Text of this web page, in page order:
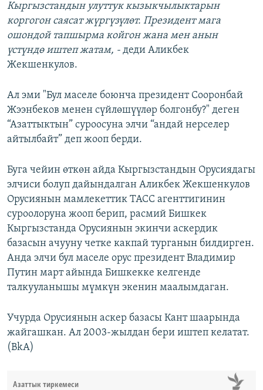
Кыргызстандын улуттук кызыкчылыктарын
коргогон саясат жүргүзүлөт. Президент мага
ошондой тапшырма койгон жана мен анын
үстүндө иштеп жатам, - деди Аликбек
Жекшенкулов.
Ал эми "Бул маселе боюнча президент Сооронбай
Жээнбеков менен сүйлөшүүлөр болгонбу?" деген
“Азаттыктын” суроосуна элчи “андай нерселер
айтылбайт” деп жооп берди.
Буга чейин өткөн айда Кыргызстандын Орусиядагы
элчиси болуп дайындалган Аликбек Жекшенкулов
Орусиянын мамлекеттик ТАСС агенттигинин
суроолоруна жооп берип, расмий Бишкек
Кыргызстанда Орусиянын экинчи аскердик
базасын ачууну четке какпай турганын билдирген.
Анда элчи бул маселе орус президент Владимир
Путин март айында Бишкекке келгенде
талкууланышы мүмкүн экенин маалымдаган.
Учурда Орусиянын аскер базасы Кант шаарында
жайгашкан. Ал 2003-жылдан бери иштеп келатат.
(BkA)
Азаттык тиркемеси